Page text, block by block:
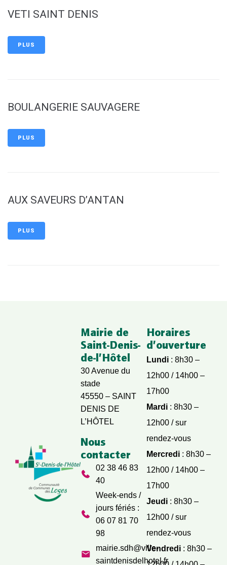
VETI SAINT DENIS
PLUS
BOULANGERIE SAUVAGERE
PLUS
AUX SAVEURS D’ANTAN
PLUS
Mairie de
Saint-Denis-
de-l’Hôtel
30 Avenue du
stade
45550 – SAINT
DENIS DE
L’HÔTEL
Nous
contacter
02 38 46 83
40
Week-ends /
jours fériés :
06 07 81 70
98
mairie.sdh@ville-
saintdenisdelhotel.fr
Horaires
d’ouverture
Lundi: 8h30 –
12h00 / 14h00 –
17h00
Mardi: 8h30 –
12h00 / sur
rendez-vous
Mercredi: 8h30 –
12h00 / 14h00 –
17h00
Jeudi: 8h30 –
12h00 / sur
rendez-vous
Vendredi: 8h30 –